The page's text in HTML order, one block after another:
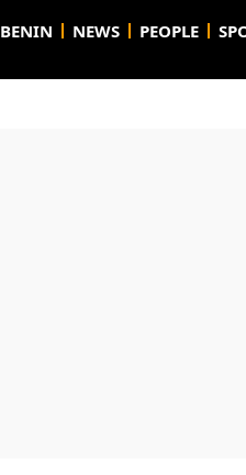
BENIN NEWS PEOPLE